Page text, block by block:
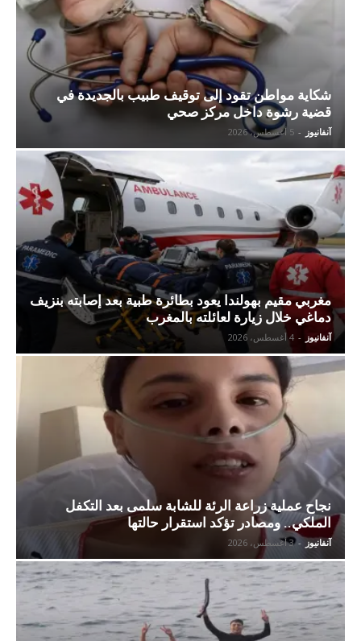
شكاية مواطن تقود إلى توقيف طبيب بالجديدة في
قضية رشوة داخل مركز صحي
آنفانيوز - 5 أغسطس، 2026
مغربي مقيم بهولندا يعود بطائرة طبية بعد إصابته بنزيف
دماغي خلال زيارة لعائلته بالمغرب
آنفانيوز - 4 أغسطس، 2026
نجاح عملية زراعة الرئة للشابة سلمى بعد التكفل
الملكي.. ومصادر تؤكد استقرار حالتها
آنفانيوز - 3 أغسطس، 2026